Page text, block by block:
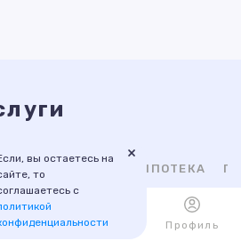
ИПОТЕКА
НОВОСТРОЙКИ
вы остаетесь на
то
с
×
Избранное Профиль